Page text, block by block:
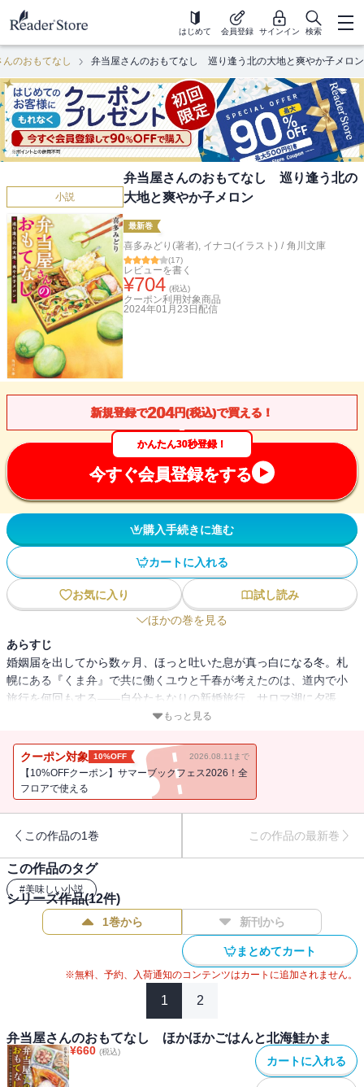
はじめて 会員登録 サインイン 検索
んのおもてなし 弁当屋さんのおもてなし 巡り逢う北の大地と爽やか子メロン
小説
弁当屋さんのおもてなし 巡り逢う北の
大地と爽やか子メロン
最新巻
喜多みどり(著者), イナコ(イラスト) / 角川文庫
(17)
レビューを書く
¥704 (税込)
クーポン利用対象商品
2024年01月23日 配信
新規登録で204円(税込)で買える！
かんたん30秒登録！
今すぐ会員登録をする
購入手続きに進む
カートに入れる
お気に入り
試し読み
ほかの巻を見る
あらすじ
婚姻届を出してから数ヶ月、ほっと吐いた息が真っ白になる冬。札
幌にある『くま弁』で共に働くユウと千春が考えたのは、道内で小
旅行を何回もする――自分たちなりの新婚旅行。サロマ湖に夕張、
留萌の黄金岬・・・・・・いくつもの旅の中で美味しいものやたく
が故障し、宅配の計画が頓挫してしまい――!?もっともっと北海道が
好きになる、北のお弁当屋夫婦のものがたり。
もっと見る
クーポン対象 10%OFF 2026.08.11まで
【10%OFFクーポン】サマーブックフェス2026！全
フロアで使える
この作品の1巻 この作品の最新巻
この作品のタグ
#美味しい小説
シリーズ作品(12件)
1巻から 新刊から
まとめてカート
※無料、予約、入荷通知のコンテンツはカートに追加されません。
1 2
弁当屋さんのおもてなし ほかほかごはんと北海鮭かま
¥660 (税込)
カートに入れる